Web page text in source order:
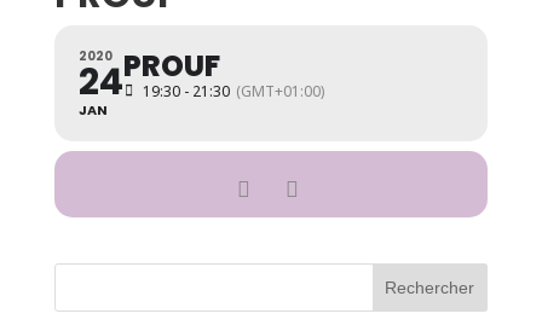
2020
24
JAN
PROUF
19:30 - 21:30 (GMT+01:00)